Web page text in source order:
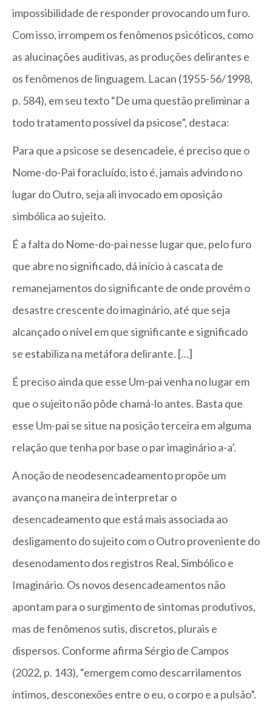
impossibilidade de responder provocando um furo.
Com isso, irrompem os fenômenos psicóticos, como
as alucinações auditivas, as produções delirantes e
os fenômenos de linguagem. Lacan (1955-56/1998,
p. 584), em seu texto “De uma questão preliminar a
todo tratamento possível da psicose”, destaca:
Para que a psicose se desencadeie, é preciso que o
Nome-do-Pai foracluído, isto é, jamais advindo no
lugar do Outro, seja ali invocado em oposição
simbólica ao sujeito.
É a falta do Nome-do-pai nesse lugar que, pelo furo
que abre no significado, dá início à cascata de
remanejamentos do significante de onde provém o
desastre crescente do imaginário, até que seja
alcançado o nível em que significante e significado
se estabiliza na metáfora delirante. […]
É preciso ainda que esse Um-pai venha no lugar em
que o sujeito não pôde chamá-lo antes. Basta que
esse Um-pai se situe na posição terceira em alguma
relação que tenha por base o par imaginário a-a’.
A noção de neodesencadeamento propõe um
avanço na maneira de interpretar o
desencadeamento que está mais associada ao
desligamento do sujeito com o Outro proveniente do
desenodamento dos registros Real, Simbólico e
Imaginário. Os novos desencadeamentos não
apontam para o surgimento de sintomas produtivos,
mas de fenômenos sutis, discretos, plurais e
dispersos. Conforme afirma Sérgio de Campos
(2022, p. 143), “emergem como descarrilamentos
íntimos, desconexões entre o eu, o corpo e a pulsão”.